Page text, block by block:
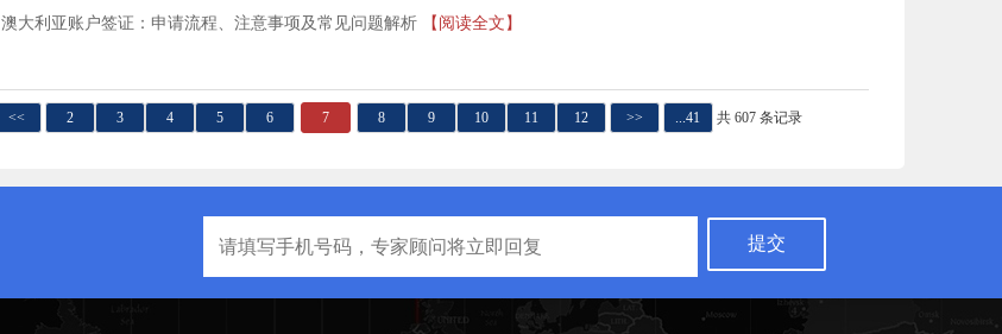
澳大利亚账户签证：申请流程、注意事项及常见问题解析 【阅读全文】
<< 2 3 4 5 6 7 8 9 10 11 12 >> ...41 共 607 条记录
提交